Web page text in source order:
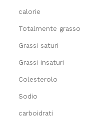
calorie
Totalmente grasso
Grassi saturi
Grassi insaturi
Colesterolo
Sodio
carboidrati